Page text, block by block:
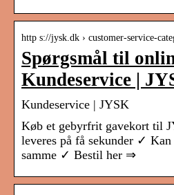
http s://jysk.dk › customer-service-
Spørgsmål til
Kundeservice |
Kundeservice | JYSK
Køb et gebyrfrit gavekort til
leveres på få sekunder ✓ Kan
samme ✓ Bestil her ⇒